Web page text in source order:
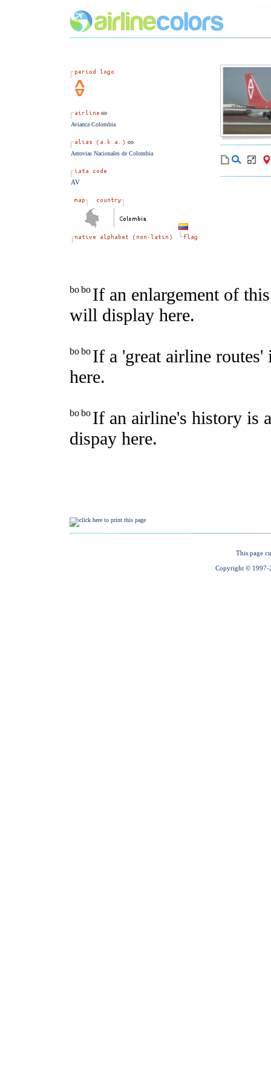
Avianca Colombia
Aerovias Nacionales de Colombia
AV
This page
Copyright © 1997-